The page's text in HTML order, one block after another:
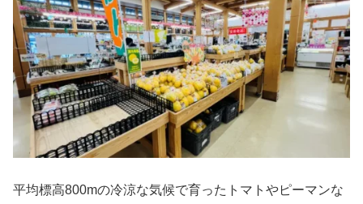
平均標高800mの冷涼な気候で育ったトマトやピーマンな